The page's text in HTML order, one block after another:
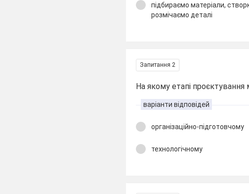
підбираємо матеріали,
розмічаємо деталі
Запитання 2
На якому етапі
варіанти відповідей
організаційно-підготовчому
технологічному